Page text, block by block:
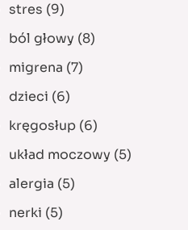
stres (9)
ból głowy (8)
migrena (7)
dzieci (6)
kręgosłup (6)
układ moczowy (5)
alergia (5)
nerki (5)